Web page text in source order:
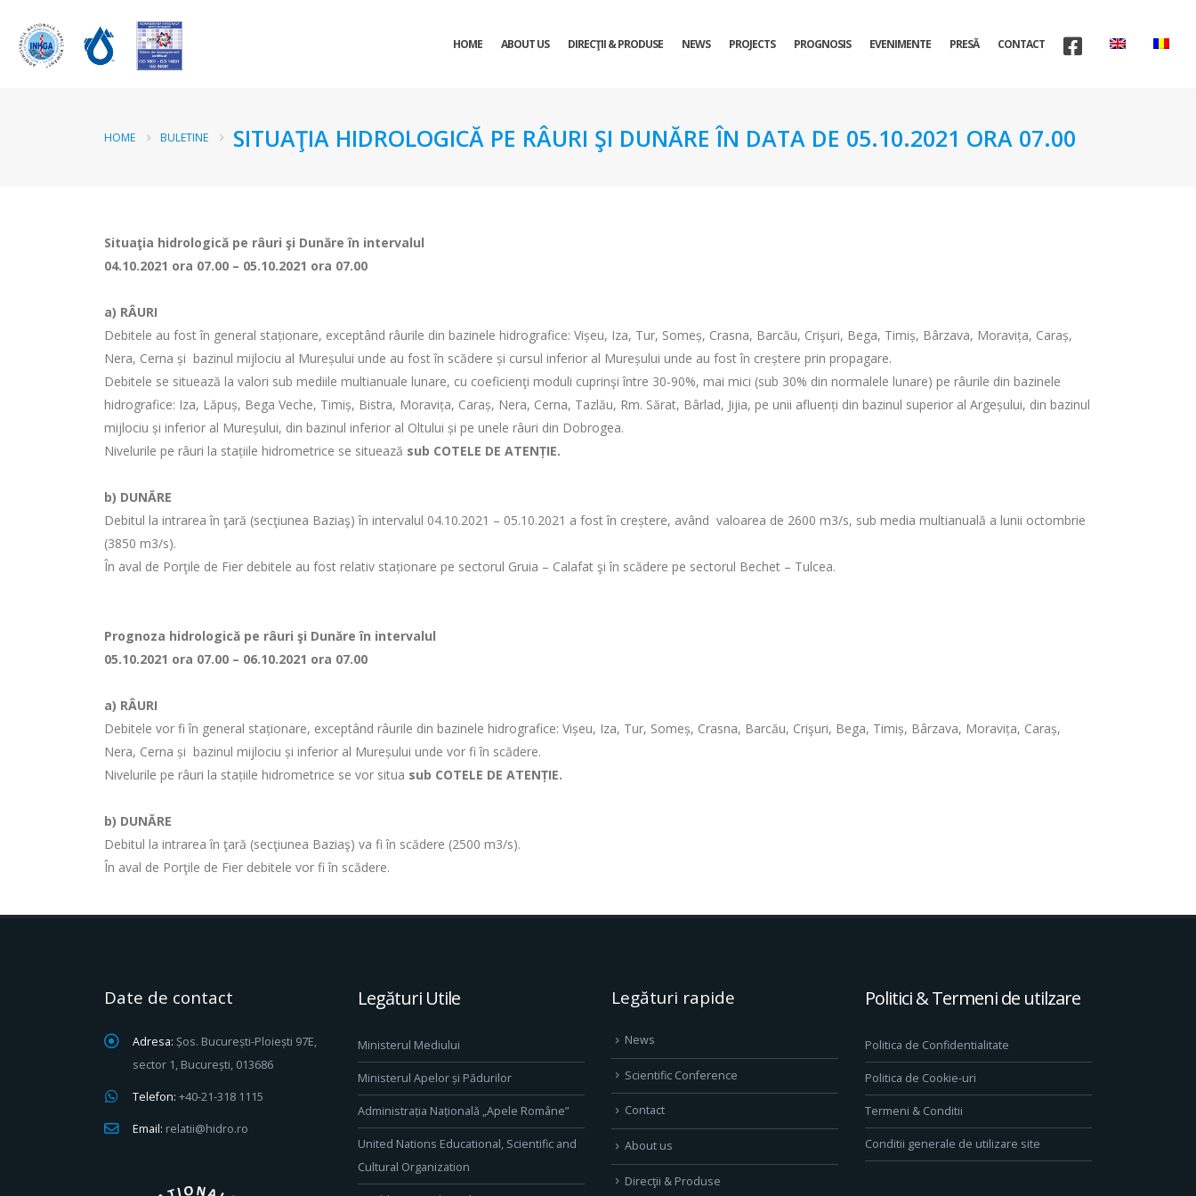
HOME ABOUT US DIRECŢII & PRODUSE NEWS PROJECTS PROGNOSIS EVENIMENTE PRESĂ CONTACT
HOME BULETINE SITUAŢIA HIDROLOGICĂ PE RÂURI ŞI DUNĂRE ÎN DATA DE 05.10.2021 ORA 07.00
Situaţia hidrologică pe râuri şi Dunăre în intervalul
04.10.2021 ora 07.00 – 05.10.2021 ora 07.00
a) RÂURI
Debitele au fost în general staționare, exceptând râurile din bazinele hidrografice: Vișeu, Iza, Tur, Someș, Crasna, Barcău, Crişuri, Bega, Timiș, Bârzava, Moravița, Caraș,
Nera, Cerna și bazinul mijlociu al Mureșului unde au fost în scădere și cursul inferior al Mureșului unde au fost în creștere prin propagare.
Debitele se situează la valori sub mediile multianuale lunare, cu coeficienţi moduli cuprinşi între 30-90%, mai mici (sub 30% din normalele lunare) pe râurile din bazinele
hidrografice: Iza, Lăpuș, Bega Veche, Timiș, Bistra, Moravița, Caraș, Nera, Cerna, Tazlău, Rm. Sărat, Bârlad, Jijia, pe unii afluenți din bazinul superior al Argeșului, din bazinul
mijlociu și inferior al Mureșului, din bazinul inferior al Oltului și pe unele râuri din Dobrogea.
Nivelurile pe râuri la stațiile hidrometrice se situează sub COTELE DE ATENȚIE.
b) DUNĂRE
Debitul la intrarea în ţară (secţiunea Baziaş) în intervalul 04.10.2021 – 05.10.2021 a fost în creștere, având valoarea de 2600 m3/s, sub media multianuală a lunii octombrie
(3850 m3/s).
În aval de Porţile de Fier debitele au fost relativ staționare pe sectorul Gruia – Calafat şi în scădere pe sectorul Bechet – Tulcea.
Prognoza hidrologică pe râuri şi Dunăre în intervalul
05.10.2021 ora 07.00 – 06.10.2021 ora 07.00
a) RÂURI
Debitele vor fi în general staționare, exceptând râurile din bazinele hidrografice: Vișeu, Iza, Tur, Someș, Crasna, Barcău, Crişuri, Bega, Timiș, Bârzava, Moravița, Caraș,
Nera, Cerna și bazinul mijlociu și inferior al Mureșului unde vor fi în scădere.
Nivelurile pe râuri la stațiile hidrometrice se vor situa sub COTELE DE ATENȚIE.
b) DUNĂRE
Debitul la intrarea în ţară (secţiunea Baziaş) va fi în scădere (2500 m3/s).
În aval de Porţile de Fier debitele vor fi în scădere.
Date de contact
Adresa: Șos. București-Ploiești 97E,
sector 1, București, 013686
Telefon: +40-21-318 1115
Email: relatii@hidro.ro
Legături Utile
Ministerul Mediului
Ministerul Apelor și Pădurilor
Administrația Națională „Apele Române”
United Nations Educational, Scientific and
Cultural Organization
Legături rapide
News
Scientific Conference
Contact
About us
Direcţii & Produse
Politici & Termeni de utilzare
Politica de Confidentialitate
Politica de Cookie-uri
Termeni & Conditii
Conditii generale de utilizare site